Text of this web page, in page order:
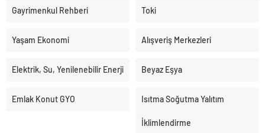
Gayrimenkul Rehberi Toki
Yaşam Ekonomi Alışveriş Merkezleri
Elektrik, Su, Yenilenebilir Enerji Beyaz Eşya
Emlak Konut GYO Isıtma Soğutma Yalıtım
İklimlendirme